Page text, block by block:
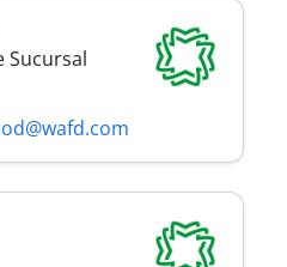
Sucursal